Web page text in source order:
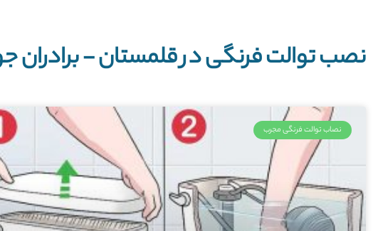
نصب توالت فرنگی در قلمستان - برادران
نصاب توالت فرنگی مجرب